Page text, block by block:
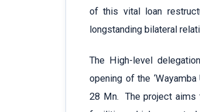
of this vital loan
longstanding bilateral
The High-level
opening of the
28 Mn. The project aims